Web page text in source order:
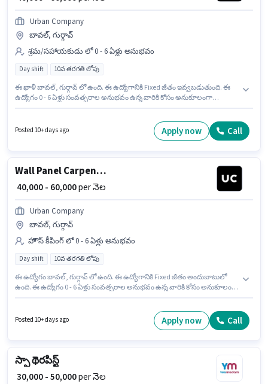
Urban Company
బావల్, గుర్గావ్
శ్రమ/సహాయకుడు లో 0 - 6 ఏళ్లు అనుభవం
Day shift 10వ తరగతి లోపు
ఈ ఖాళీ బావల్, గుర్గావ్ లో ఉంది. ఈ ఉద్యోగానికి Fixed జీతం ఇవ్వబడుతుంది. ఈ
ఉద్యోగం 0 - 6 ఏళ్లు సంవత్సరాల అనుభవం ఉన్న వారికి కోసం అనుకూలంగా
ఉద్యోగానికి 10వ తరగతి లోపు అర్హత ఉన్న అభ్యర్థులు దరఖాస్తు చేయవచ్చు. Urban
Company లో శ్రమ/సహాయకుడు విభాగంలో Wall Panel Carpenter గా చేరండి.
Posted 10+ days ago Apply now Call
Wall Panel Carpenter
₹ 40,000 - 60,000per నెల
Urban Company
బావల్, గుర్గావ్
హౌస్ కీపింగ్ లో 0 - 6 ఏళ్లు అనుభవం
Day shift 10వ తరగతి లోపు
ఈ ఉద్యోగం బావల్, గుర్గావ్ లో ఉంది. ఈ ఉద్యోగానికి Fixed జీతం అందుబాటులో
ఉంది. ఈ ఉద్యోగం 0 - 6 ఏళ్లు సంవత్సరాల అనుభవం ఉన్న వారికి కోసం అనుకూలంగా
విభాగంలో Wall Panel Carpenter ఉద్యోగానికి క్రియాశీలకంగా నియామకం
జరుగుతోంది. ఈ ఉద్యోగం Full Time ప్రాతిపదికపై, DAY shift మరియు వారానికి 6
Posted 10+ days ago Apply now Call
స్పా థెరపిస్ట్
₹ 30,000 - 50,000per నెల